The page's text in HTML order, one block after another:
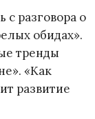
с разговора о
обидах».
тренды
«Как
развитие